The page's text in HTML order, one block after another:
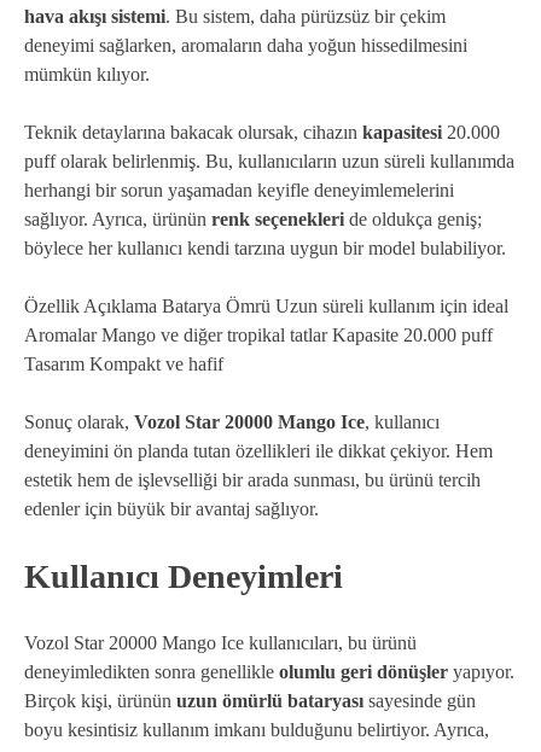
hava akışı sistemi. Bu sistem, daha pürüzsüz bir çekim
deneyimi sağlarken, aromaların daha yoğun hissedilmesini
mümkün kılıyor.
Teknik detaylarına bakacak olursak, cihazın kapasitesi 20.000
puff olarak belirlenmiş. Bu, kullanıcıların uzun süreli kullanımda
herhangi bir sorun yaşamadan keyifle deneyimlemelerini
sağlıyor. Ayrıca, ürünün renk seçenekleri de oldukça geniş;
böylece her kullanıcı kendi tarzına uygun bir model bulabiliyor.
Özellik Açıklama Batarya Ömrü Uzun süreli kullanım için ideal
Aromalar Mango ve diğer tropikal tatlar Kapasite 20.000 puff
Tasarım Kompakt ve hafif
Sonuç olarak, Vozol Star 20000 Mango Ice, kullanıcı
deneyimini ön planda tutan özellikleri ile dikkat çekiyor. Hem
estetik hem de işlevselliği bir arada sunması, bu ürünü tercih
edenler için büyük bir avantaj sağlıyor.
Kullanıcı Deneyimleri
Vozol Star 20000 Mango Ice kullanıcıları, bu ürünü
deneyimledikten sonra genellikle olumlu geri dönüşler yapıyor.
Birçok kişi, ürünün uzun ömürlü bataryası sayesinde gün
boyu kesintisiz kullanım imkanı bulduğunu belirtiyor. Ayrıca,